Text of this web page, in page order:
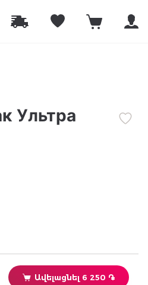
Ультра
Ավելացնել 6 250 ֏